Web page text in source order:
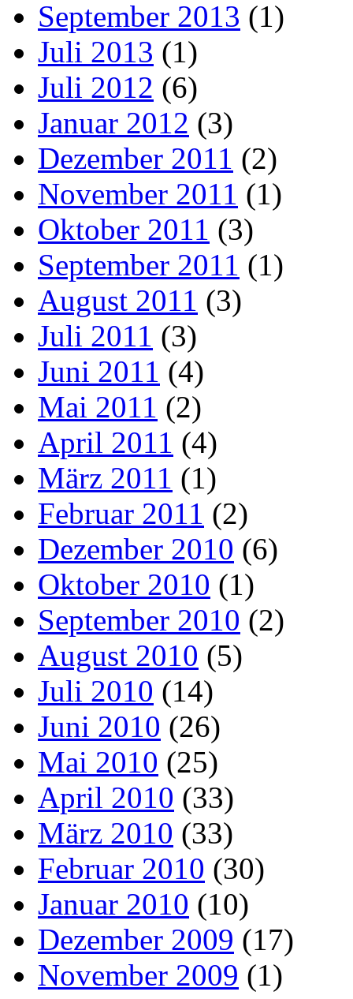
September 2013 (1)
Juli 2013 (1)
Juli 2012 (6)
Januar 2012 (3)
Dezember 2011 (2)
November 2011 (1)
Oktober 2011 (3)
September 2011 (1)
August 2011 (3)
Juli 2011 (3)
Juni 2011 (4)
Mai 2011 (2)
April 2011 (4)
März 2011 (1)
Februar 2011 (2)
Dezember 2010 (6)
Oktober 2010 (1)
September 2010 (2)
August 2010 (5)
Juli 2010 (14)
Juni 2010 (26)
Mai 2010 (25)
April 2010 (33)
März 2010 (33)
Februar 2010 (30)
Januar 2010 (10)
Dezember 2009 (17)
November 2009 (1)